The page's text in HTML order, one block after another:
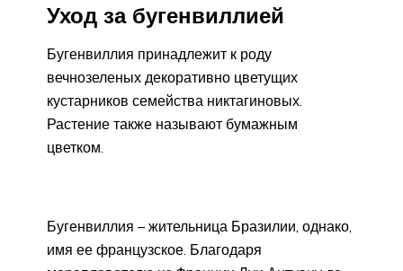
Уход за бугенвиллией
Бугенвиллия принадлежит к роду
вечнозеленых декоративно цветущих
кустарников семейства никтагиновых.
Растение также называют бумажным
цветком.
Бугенвиллия – жительница Бразилии, однако,
имя ее французское. Благодаря